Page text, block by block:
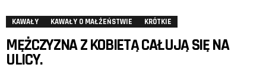
KAWAŁY KAWAŁY O MAŁŻEŃSTWIE KRÓTKIE
MĘŻCZYZNA Z KOBIETĄ CAŁUJĄ SIĘ NA
ULICY.